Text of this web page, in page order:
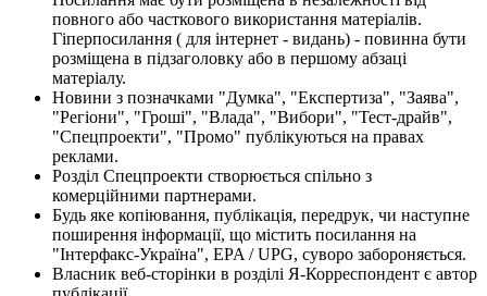
повного або часткового використання матеріалів.
Гіперпосилання ( для інтернет - видань) - повинна бути
розміщена в підзаголовку або в першому абзаці
матеріалу.
Новини з позначками "Думка", "Експертиза", "Заява",
"Регіони", "Гроші", "Влада", "Вибори", "Тест-драйв",
"Спецпроекти", "Промо" публікуються на правах
реклами.
Розділ Спецпроекти створюється спільно з
комерційними партнерами.
Будь яке копіювання, публікація, передрук, чи наступне
поширення інформації, що містить посилання на
"Інтерфакс-Україна", EPA / UPG, суворо забороняється.
Власник веб-сторінки в розділі Я-Корреспондент є автор